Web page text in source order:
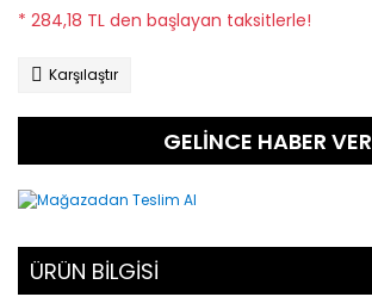
* 284,18 TL den başlayan taksitlerle!
Karşılaştır
GELİNCE HABER VER
ÜRÜN BİLGİSİ